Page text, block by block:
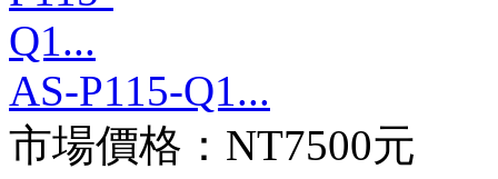
AS-P115-Q1...
市場價格： NT7500元